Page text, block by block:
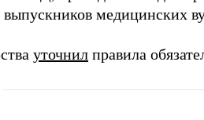
выпускников медицинских
уточнил правила